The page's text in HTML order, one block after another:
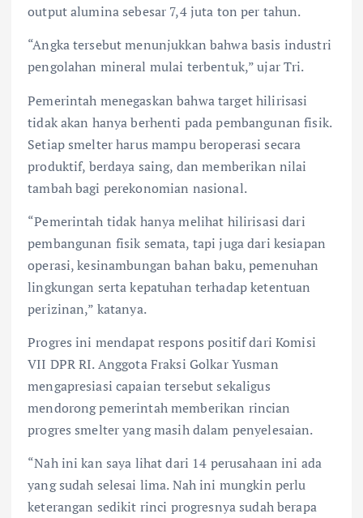
output alumina sebesar 7,4 juta ton per tahun.
“Angka tersebut menunjukkan bahwa basis industri
pengolahan mineral mulai terbentuk,” ujar Tri.
Pemerintah menegaskan bahwa target hilirisasi
tidak akan hanya berhenti pada pembangunan fisik.
Setiap smelter harus mampu beroperasi secara
produktif, berdaya saing, dan memberikan nilai
tambah bagi perekonomian nasional.
“Pemerintah tidak hanya melihat hilirisasi dari
pembangunan fisik semata, tapi juga dari kesiapan
operasi, kesinambungan bahan baku, pemenuhan
lingkungan serta kepatuhan terhadap ketentuan
perizinan,” katanya.
Progres ini mendapat respons positif dari Komisi
VII DPR RI. Anggota Fraksi Golkar Yusman
mengapresiasi capaian tersebut sekaligus
mendorong pemerintah memberikan rincian
progres smelter yang masih dalam penyelesaian.
“Nah ini kan saya lihat dari 14 perusahaan ini ada
yang sudah selesai lima. Nah ini mungkin perlu
keterangan sedikit rinci progresnya sudah berapa